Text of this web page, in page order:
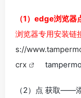
（1）edge浏览器
浏览器专用安装链
s://
crx
（2）点 获取——